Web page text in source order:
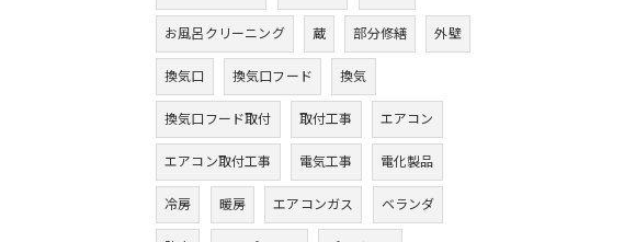
お風呂クリーニング 蔵 部分修繕 外壁
換気口 換気口フード 換気
換気口フード取付 取付工事 エアコン
エアコン取付工事 電気工事 電化製品
冷房 暖房 エアコンガス ベランダ